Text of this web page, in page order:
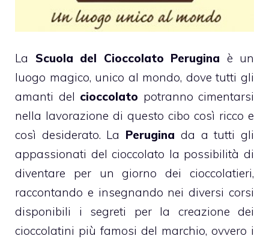
La Scuola del Cioccolato Perugina è un
luogo magico, unico al mondo, dove tutti gli
amanti del cioccolato potranno cimentarsi
nella lavorazione di questo cibo così ricco e
così desiderato. La Perugina da a tutti gli
appassionati del cioccolato la possibilità di
diventare per un giorno dei cioccolatieri,
raccontando e insegnando nei diversi corsi
disponibili i segreti per la creazione dei
cioccolatini più famosi del marchio, ovvero i